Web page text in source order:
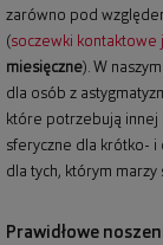
zarówno pod
(soczewki
miesięczne). W
dla osób z
które potrzebują innej
sferyczne dla krótko- i
dla tych, którym marzy
Prawidłowe